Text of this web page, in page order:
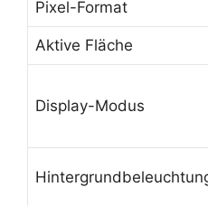
Pixel-Format
Aktive Fläche
Display-Modus